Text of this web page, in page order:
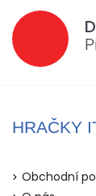
HRAČKY
Obchodní